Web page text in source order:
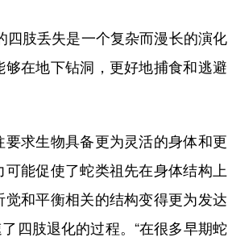
肢丢失是一个复杂而漫长的演化
在地下钻洞，更好地捕食和逃避
求生物具备更为灵活的身体和更
能促使了蛇类祖先在身体结构上
和平衡相关的结构变得更为发达
四肢退化的过程。“在很多早期蛇